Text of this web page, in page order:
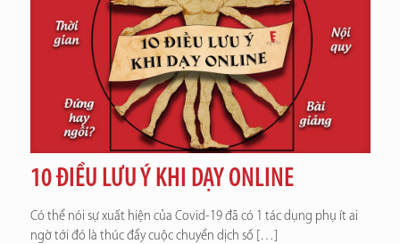
10 ĐIỀU LƯU Ý KHI DẠY ONLINE
Có thể nói sự xuất hiện của Covid-19 đã có 1 tác dụng phụ ít ai
ngờ tới đó là thúc đẩy cuộc chuyển dịch số […]